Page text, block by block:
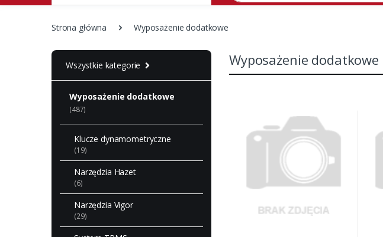
Strona główna Wyposażenie dodatkowe
Wszystkie kategorie
Wyposażenie dodatkowe
(487)
Klucze dynamometryczne
(19)
Narzędzia Hazet
(6)
Narzędzia Vigor
(29)
Wyposażenie